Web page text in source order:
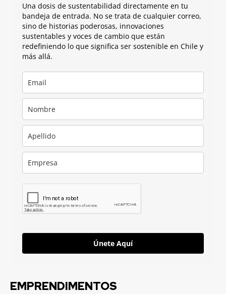
Una dosis de sustentabilidad directamente en tu
bandeja de entrada. No se trata de cualquier correo,
sino de historias poderosas, innovaciones
sustentables y voces de cambio que están
redefiniendo lo que significa ser sostenible en Chile y
más allá.
Únete Aquí
EMPRENDIMENTOS